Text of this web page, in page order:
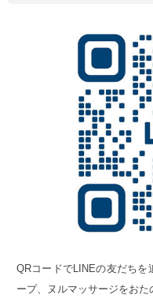
QRコードでLINEの友だちを
ープ、ヌルマッサージをおた